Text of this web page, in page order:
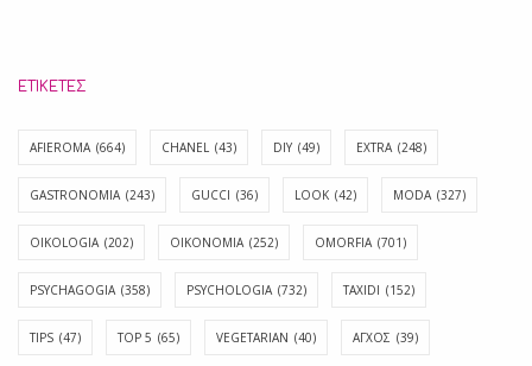
ΕΤΙΚΈΤΕΣ
AFIEROMA (664) CHANEL (43) DIY (49) EXTRA (248)
GASTRONOMIA (243) GUCCI (36) LOOK (42) MODA (327)
OIKOLOGIA (202) OIKONOMIA (252) OMORFIA (701)
PSYCHAGOGIA (358) PSYCHOLOGIA (732) TAXIDI (152)
TIPS (47) TOP 5 (65) VEGETARIAN (40) ΑΓΧΟΣ (39)